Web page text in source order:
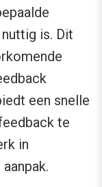
is. Dit
een snelle
te
in